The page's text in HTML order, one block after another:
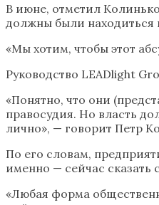
В июне, отметил
должны были находиться
«Мы хотим, чтобы этот
Руководство LEADlight
«Понятно, что они
правосудия. Но власть
лично», — говорит Петр
По его словам,
именно — сейчас
«Любая форма